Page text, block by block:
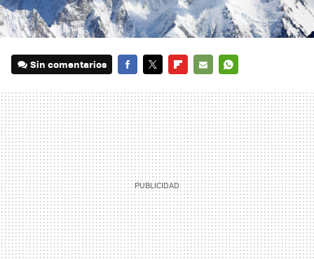
Sin comentarios
MAIL